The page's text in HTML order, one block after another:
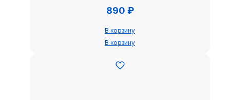
890 ₽
В корзину
В корзину